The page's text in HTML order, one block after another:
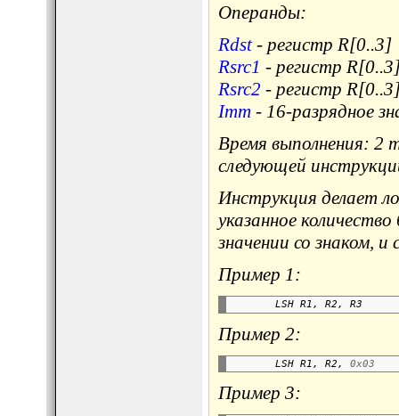
Операнды:
Rdst- регистр R[0..3]
Rsrc1 - регистр
Rsrc2 - регистр
Imm- 16-разрядное
Время выполнения: 2
следующей
Инструкция делает
указанное
значении со знаком, и
Пример 1:
LSH R1,
Пример 2:
       LSH R1, R2,
0x03
Пример 3: